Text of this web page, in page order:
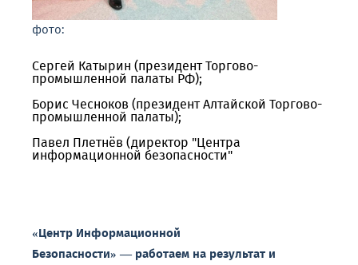
фото:
Сергей Катырин (президент Торгово-
промышленной палаты РФ);
Борис Чесноков (президент Алтайской Торгово-
промышленной палаты);
Павел Плетнёв (директор "Центра
информационной безопасности"
«Центр Информационной
Безопасности»— работаем на результат и